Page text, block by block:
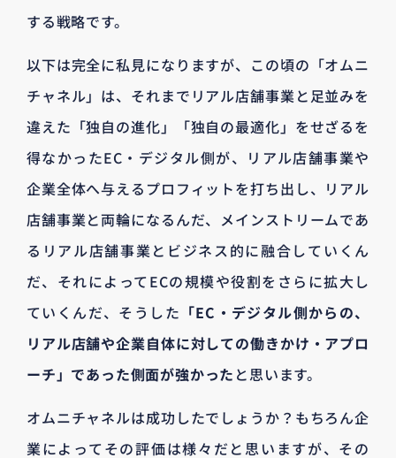
する戦略です。
以下は完全に私見になりますが、この頃の「オムニ
チャネル」は、それまでリアル店舗事業と足並みを
違えた「独自の進化」「独自の最適化」をせざるを
得なかったEC・デジタル側が、リアル店舗事業や
企業全体へ与えるプロフィットを打ち出し、リアル
店舗事業と両輪になるんだ、メインストリームであ
るリアル店舗事業とビジネス的に融合していくん
だ、それによってECの規模や役割をさらに拡大し
ていくんだ、そうした 「EC・デジタル側からの、
リアル店舗や企業自体に対しての働きかけ・アプロ
ーチ」であった側面が強かった と思います。
オムニチャネルは成功したでしょうか？もちろん企
業によってその評価は様々だと思いますが、その